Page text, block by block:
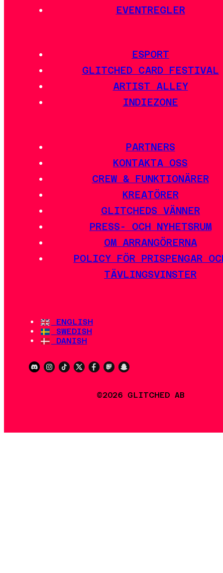
EVENTREGLER
ESPORT
GLITCHED CARD FESTIVAL
ARTIST ALLEY
INDIEZONE
PARTNERS
KONTAKTA OSS
CREW & FUNKTIONÄRER
KREATÖRER
GLITCHEDS VÄNNER
PRESS- OCH NYHETSRUM
OM ARRANGÖRERNA
POLICY FÖR PRISPENGAR
TÄVLINGSVINSTER
ENGLISH
SWEDISH
DANISH
©2026 GLITCHED AB